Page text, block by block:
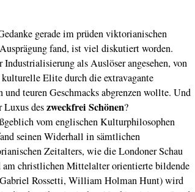
gerade im prüden viktorianischen
fand, ist viel diskutiert worden.
als Auslöser angesehen, von
Elite durch die extravagante
und teuren Geschmacks abgrenzen wollte. Und
Luxusdeszweckfrei Schönen?
vom englischen Kulturphilosophen
seinen Widerhall in sämtlichen
Zeitalters, wie die Londoner Schau
christlichen Mittelalter orientierte bildende
Rossetti, William Holman Hunt) wird